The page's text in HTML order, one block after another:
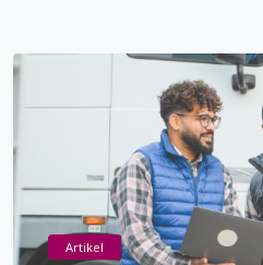
Artikel